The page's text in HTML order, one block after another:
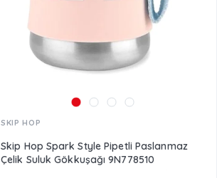
SKIP HOP
Skip Hop Spark Style Pipetli Paslanmaz
Çelik Suluk Gökkuşağı 9N778510